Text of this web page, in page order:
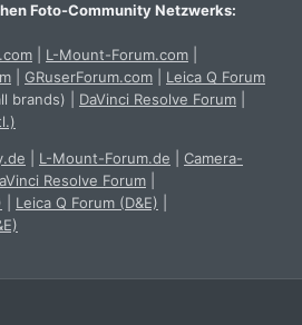
Foto-Community Netzwerks:
L-Mount-Forum.com
GRuserForum.com
Leica Q Forum
brands) DaVinci Resolve Forum
L-Mount-Forum.de
Camera-
Resolve Forum
Leica Q Forum (D&E)